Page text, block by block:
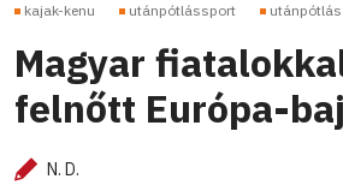
kajak-kenu utánpótlássport utánpótlás
Magyar
felnőtt Európa-
N. D.